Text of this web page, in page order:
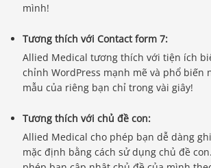
mình!
Tương thích với Contact form 7:
Allied Medical tương thích với tiện ích
chỉnh WordPress mạnh mẽ và phổ biến
mẫu của riêng bạn chỉ trong vài giây!
Tương thích với chủ đề con:
Allied Medical cho phép bạn dễ dàng
mặc định bằng cách sử dụng chủ đề